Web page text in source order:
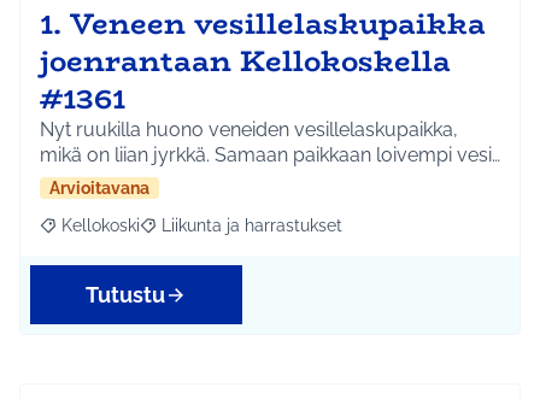
1. Veneen vesillelaskupaikka
joenrantaan Kellokoskella
#1361
Nyt ruukilla huono veneiden vesillelaskupaikka,
mikä on liian jyrkkä. Samaan paikkaan loivempi vesi…
Arvioitavana
Rajaa tulokset aihepiirin mukaan: Kellokoski
Kellokoski Rajaa tulokset teeman mukaan: Liikunta ja
Liikunta ja harrastukset
Tutustu